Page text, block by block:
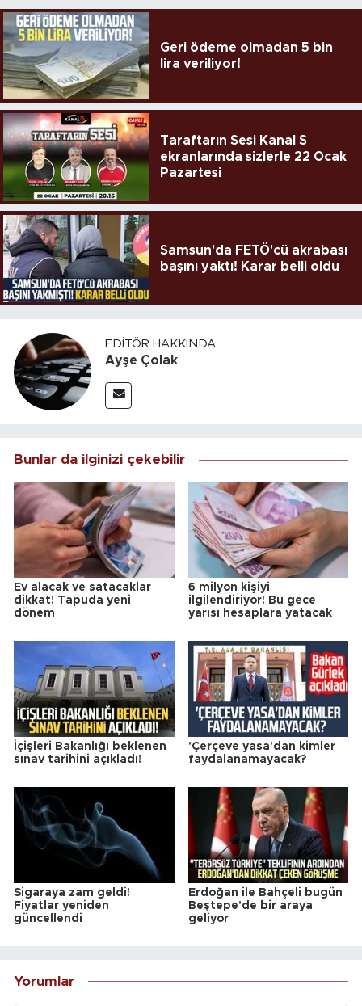
Geri ödeme olmadan 5 bin
lira veriliyor!
Taraftarın Sesi Kanal S
ekranlarında sizlerle 22 Ocak
Pazartesi
Samsun'da FETÖ'cü akrabası
başını yaktı! Karar belli oldu
EDITÖR HAKKINDA
Ayşe Çolak
Bunlar da ilginizi çekebilir
Ev alacak ve satacaklar
dikkat! Tapuda yeni
dönem
6 milyon kişiyi
ilgilendiriyor! Bu gece
yarısı hesaplara yatacak
İçişleri Bakanlığı beklenen
sınav tarihini açıkladı!
'Çerçeve yasa'dan kimler
faydalanamayacak?
Sigaraya zam geldi!
Fiyatlar yeniden
güncellendi
Erdoğan ile Bahçeli bugün
Beştepe'de bir araya
geliyor
Yorumlar